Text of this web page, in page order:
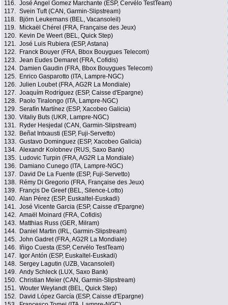
116. José Angel Gomez Marchante (ESP, Cervélo TestTeam)
117. Svein Tuft (CAN, Garmin-Slipstream)
118.
Björn Leukemans (BEL, Vacansoleil)
119.
Mickaël Chérel (FRA, Française des Jeux)
120.
Kevin De Weert (BEL, Quick Step)
121. José Luis Rubiera (ESP, Astana)
122.
Franck Bouyer (FRA, Bbox Bouygues Telecom)
123. Jean Eudes Demaret (FRA, Cofidis)
124.
Damien Gaudin (FRA, Bbox Bouygues Telecom)
125.
Enrico Gasparotto (ITA, Lampre-NGC)
126. Julien Loubet (FRA, AG2R La Mondiale)
127. Joaquím Rodríguez (ESP, Caisse d'Epargne)
128.
Paolo Tiralongo (ITA, Lampre-NGC)
129. Serafín Martínez (ESP, Xacobeo Galicia)
130. Vitaliy Buts (UKR, Lampre-NGC)
131.
Ryder Hesjedal (CAN, Garmin-Slipstream)
132.
Beñat Intxausti (ESP, Fuji-Servetto)
133. Gustavo Dominguez (ESP, Xacobeo Galicia)
134. Alexandr Kolobnev (RUS, Saxo Bank)
135.
Ludovic Turpin (FRA, AG2R La Mondiale)
136.
Damiano Cunego (ITA, Lampre-NGC)
137.
David De La Fuente (ESP, Fuji-Servetto)
138.
Rémy Di Gregorio (FRA, Française des Jeux)
139.
Françis De Greef (BEL, Silence-Lotto)
140. Alan Pérez (ESP, Euskaltel-Euskadi)
141. José Vicente Garcia (ESP, Caisse d'Epargne)
142. Amaël Moinard (FRA, Cofidis)
143.
Matthias Russ (GER, Milram)
144.
Daniel Martin (IRL, Garmin-Slipstream)
145. John Gadret (FRA, AG2R La Mondiale)
146.
Iñigo Cuesta (ESP, Cervélo TestTeam)
147.
Igor Antón (ESP, Euskaltel-Euskadi)
148. Sergey Lagutin (UZB, Vacansoleil)
149. Andy Schleck (LUX, Saxo Bank)
150. Christian Meier (CAN, Garmin-Slipstream)
151. Wouter Weylandt (BEL, Quick Step)
152.
David López García (ESP, Caisse d'Epargne)